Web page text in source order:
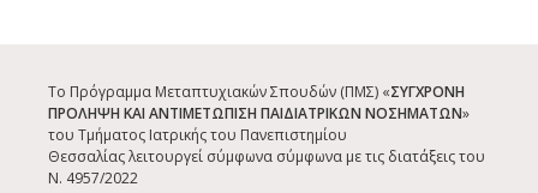
Το Πρόγραμμα Μεταπτυχιακών Σπουδών (ΠΜΣ) «ΣΥΓΧΡΟΝΗ
ΠΡΟΛΗΨΗ ΚΑΙ ΑΝΤΙΜΕΤΩΠΙΣΗ ΠΑΙΔΙΑΤΡΙΚΩΝ ΝΟΣΗΜΑΤΩΝ»
του Τμήματος Ιατρικής του Πανεπιστημίου
Θεσσαλίαςλειτουργεί σύμφωνα σύμφωνα με τις διατάξεις του
Ν. 4957/2022